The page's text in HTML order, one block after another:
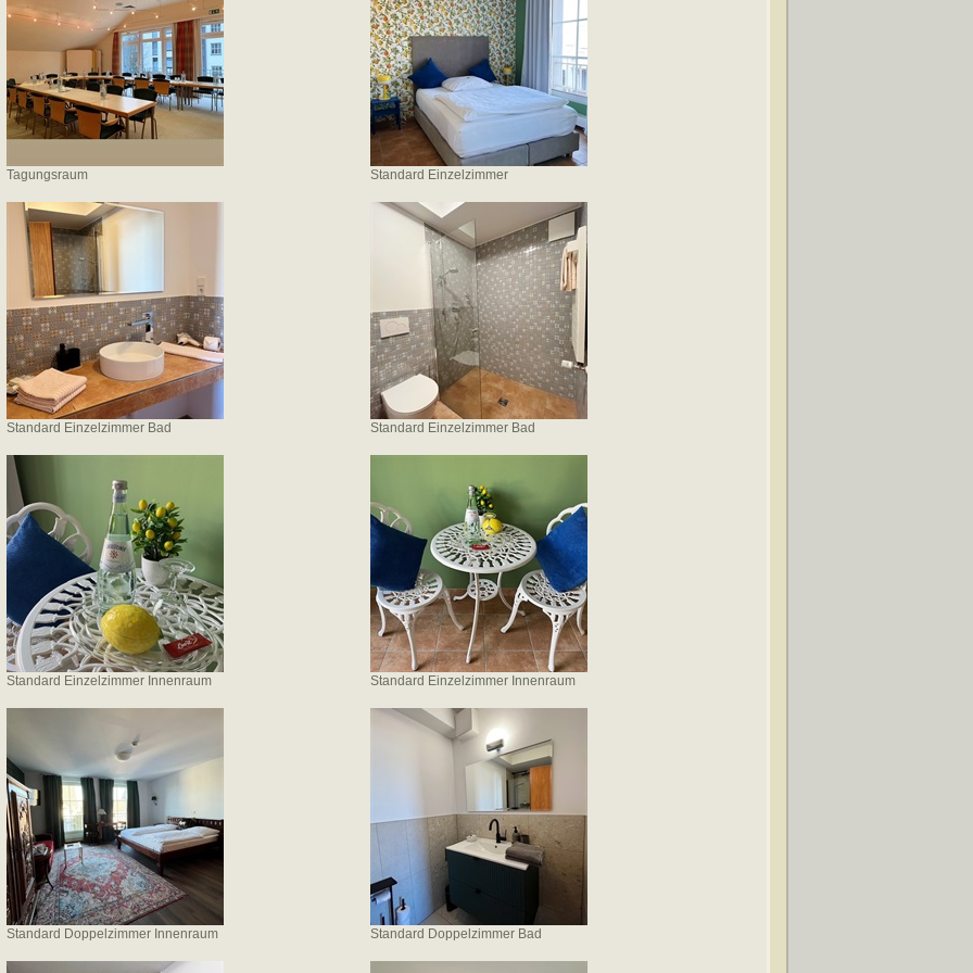
Tagungsraum Standard Einzelzimmer
Standard Einzelzimmer Bad Standard Einzelzimmer Bad
Standard Einzelzimmer Innenraum Standard Einzelzimmer Innenraum
Standard Doppelzimmer Innenraum Standard Doppelzimmer Bad